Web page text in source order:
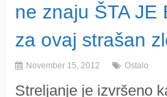
ne znaju ŠTA JE
za ovaj strašan
November 15, 2012 Ostalo
Streljanje je izvršeno